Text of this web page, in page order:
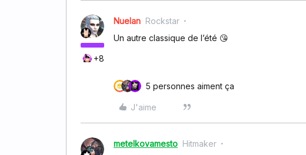
+8
Nuelan Rockstar
Un autre classique de l’été 😘
5 personnes aiment ça
J'aime
metelkovamesto Hitmaker